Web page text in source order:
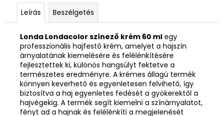
Leírás Beszélgetés
Londa Londacolor színező krém 60 ml egy
professzionális hajfestő krém, amelyet a hajszín
árnyalatának kiemelésére és felélénkítésére
fejlesztettek ki, különös hangsúlyt fektetve a
természetes eredményre. A krémes állagú termék
könnyen keverhető és egyenletesen felvihető, így
biztosítva a haj egyenletes fedését a gyökerektől a
hajvégekig. A termék segít kiemelni a színárnyalatot,
fényt ad a hajnak és felélénkíti a megjelenését